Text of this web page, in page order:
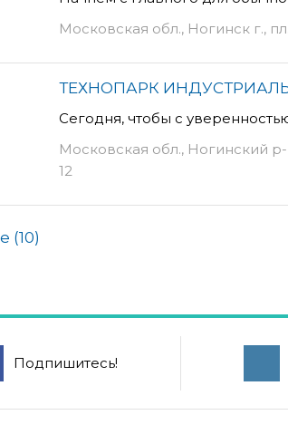
Московская обл., Ногинск г.,
ТЕХНОПАРК
Сегодня, чтобы с
Московская обл., Ногинский
12
(10)
Подпишитесь!